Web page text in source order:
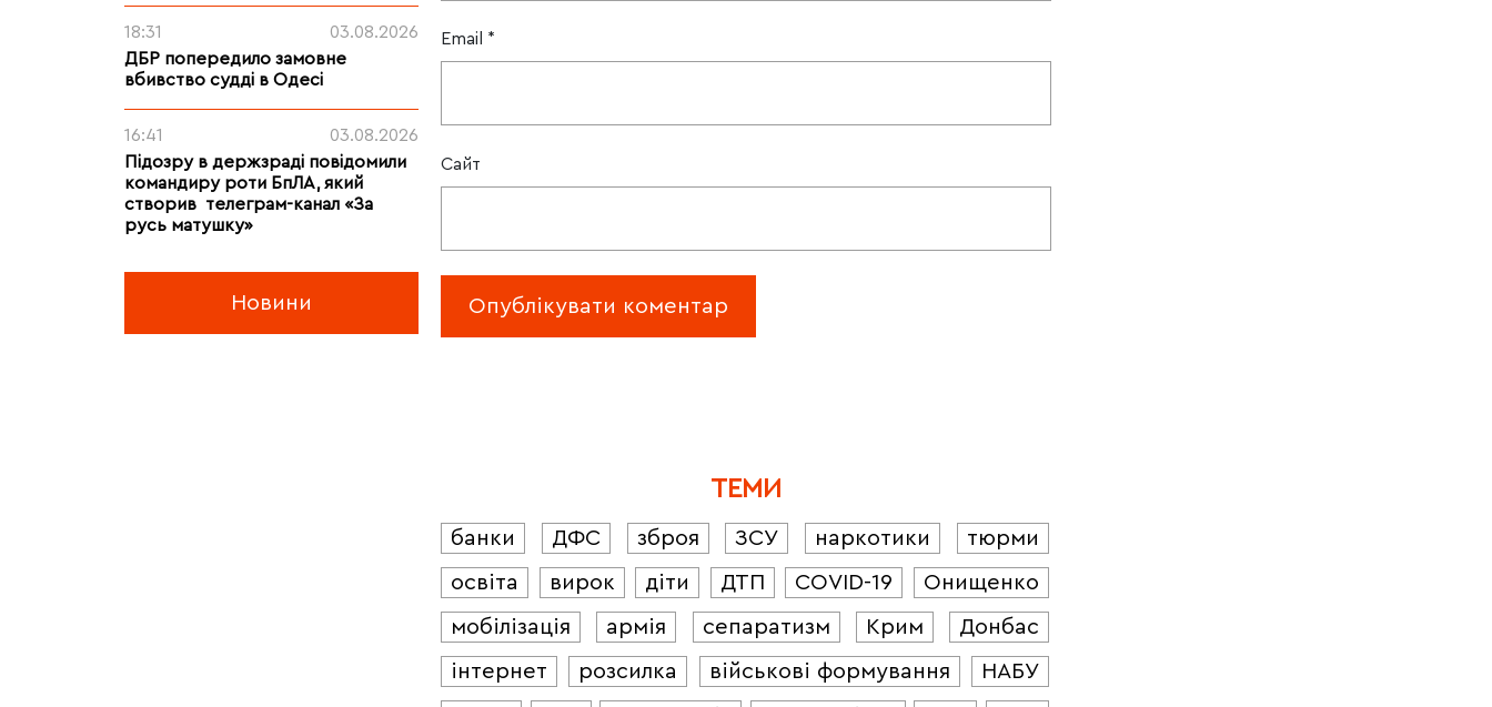
18:31
03.08.2026
ДБР попередило замовне
вбивство судді в Одесі
16:41
03.08.2026
Підозру в держзраді повідомили
командиру роти БпЛА, який
створив телеграм-канал «За
русь матушку»
Новини
Email *
Сайт
ТЕМИ
банки ДФС зброя ЗСУ наркотики
тюрми
освіта
вирок діти ДТП COVID-19
Онищенко
мобілізація
армія сепаратизм Крим
Донбас
інтернет
розсилка військові формування
НАБУ